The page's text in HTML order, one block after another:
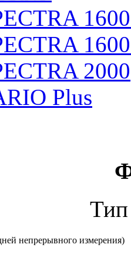
2000
Plus
непрерывного измерения)